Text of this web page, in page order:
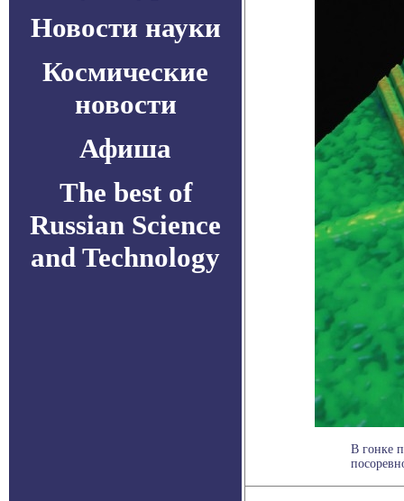
Новости науки
Космические
новости
Афиша
The best of
Russian Science
and Technology
В гонке